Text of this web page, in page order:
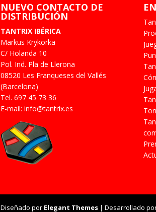
NUEVO CONTACTO DE
DISTRIBUCIÓN
TANTRIX IBÉRICA
Markus Krykorka
C/ Holanda 10
Pol. Ind. Pla de Llerona
08520 Les Franqueses del Vallés
(Barcelona)
Tel. 697 45 73 36
E-mail: info@tantrix.es
Diseñado por Elegant Themes | Desarrollado